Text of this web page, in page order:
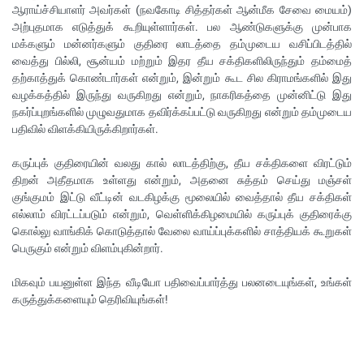
ஆராய்ச்சியாளர் அவர்கள் (நவகோடி சித்தர்கள் ஆன்மீக சேவை மையம்)
அற்புதமாக எடுத்துக் கூறியுள்ளார்கள். பல ஆண்டுகளுக்கு முன்பாக
மக்களும் மன்னர்களும் குதிரை லாடத்தை தம்முடைய வசிப்பிடத்தில்
வைத்து பில்லி, சூன்யம் மற்றும் இதர தீய சக்திகளிலிருந்தும் தம்மைத்
தற்காத்துக் கொண்டார்கள் என்றும், இன்றும் கூட சில கிராமங்களில் இது
வழக்கத்தில் இருந்து வருகிறது என்றும், நாகரிகத்தை முன்னிட்டு இது
நகர்ப்புறங்களில் முழுவதுமாக தவிர்க்கப்பட்டு வருகிறது என்றும் தம்முடைய
பதிவில் விளக்கியிருக்கிறார்கள்.
கருப்புக் குதிரையின் வலது கால் லாடத்திற்கு, தீய சக்திகளை விரட்டும்
திறன் அதீதமாக உள்ளது என்றும், அதனை சுத்தம் செய்து மஞ்சள்
குங்குமம் இட்டு வீட்டின் வடகிழக்கு மூலையில் வைத்தால் தீய சக்திகள்
எல்லாம் விரட்டப்படும் என்றும், வெள்ளிக்கிழமையில் கருப்புக் குதிரைக்கு
கொல்லு வாங்கிக் கொடுத்தால் வேலை வாய்ப்புக்களில் சாத்தியக் கூறுகள்
பெருகும் என்றும் விளம்புகின்றார்.
மிகவும் பயனுள்ள இந்த வீடியோ பதிவைப்பார்த்து பலனடையுங்கள், உங்கள்
கருத்துக்களையும் தெரிவியுங்கள்!